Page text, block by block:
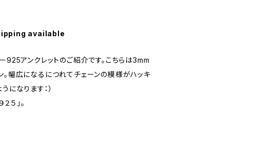
available
925アンクレットのご紹介です。こちらは3mm
。幅広になるにつれてチェーンの模様がハッキ
になります：）
５」。